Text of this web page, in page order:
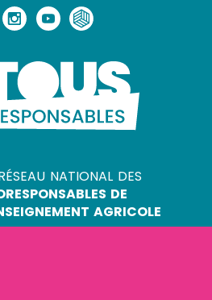
national des
de
agricole